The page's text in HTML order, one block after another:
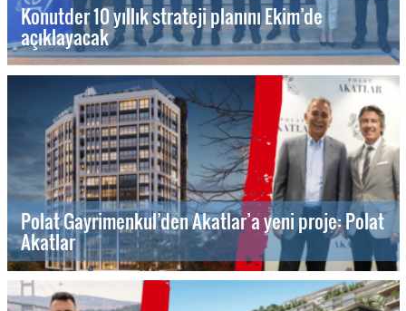
Konutder 10 yıllık strateji planını Ekim’de
açıklayacak
Polat Gayrimenkul’den Akatlar’a yeni proje: Polat
Akatlar